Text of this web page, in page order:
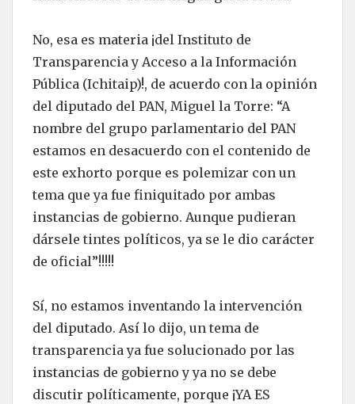
No, esa es materia ¡del Instituto de
Transparencia y Acceso a la Información
Pública (Ichitaip)!, de acuerdo con la opinión
del diputado del PAN, Miguel la Torre: “A
nombre del grupo parlamentario del PAN
estamos en desacuerdo con el contenido de
este exhorto porque es polemizar con un
tema que ya fue finiquitado por ambas
instancias de gobierno. Aunque pudieran
dársele tintes políticos, ya se le dio carácter
de oficial”!!!!!
Sí, no estamos inventando la intervención
del diputado. Así lo dijo, un tema de
transparencia ya fue solucionado por las
instancias de gobierno y ya no se debe
discutir políticamente, porque ¡YA ES